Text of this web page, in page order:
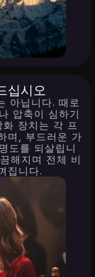
십시오
아닙니다. 때로
압축이 심하기
장치는 각 프
며, 부드러운 가
도를 되살립니
해지며 전체 비
집니다.